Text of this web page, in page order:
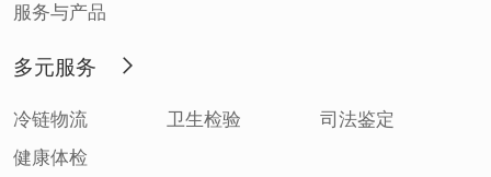
服务与产品
多元服务
冷链物流 卫生检验
司法鉴定
健康体检